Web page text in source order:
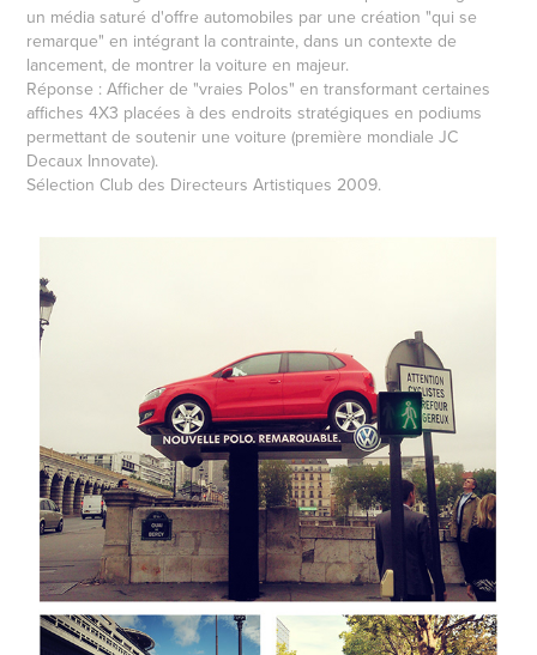
un média saturé d'offre automobiles par une création "qui se
remarque" en intégrant la contrainte, dans un contexte de
lancement, de montrer la voiture en majeur.
Réponse : Afficher de "vraies Polos" en transformant certaines
affiches 4X3 placées à des endroits stratégiques en podiums
permettant de soutenir une voiture (première mondiale JC
Decaux Innovate).
Sélection Club des Directeurs Artistiques 2009.